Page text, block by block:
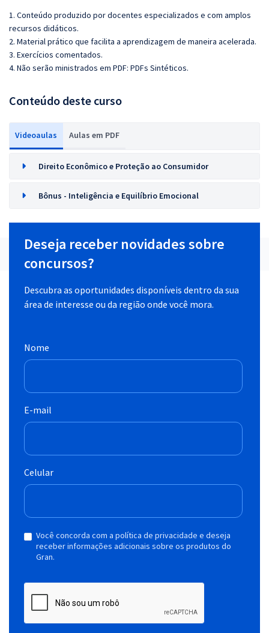
1. Conteúdo produzido por docentes especializados e com amplos
recursos didáticos.
2. Material prático que facilita a aprendizagem de maneira acelerada.
3. Exercícios comentados.
4. Não serão ministrados em PDF: PDFs Sintéticos.
Conteúdo deste curso
Videoaulas Aulas em PDF
Direito Econômico e Proteção ao Consumidor
Bônus - Inteligência e Equilíbrio Emocional
Deseja receber novidades sobre
concursos?
Descubra as oportunidades disponíveis dentro da sua
área de interesse ou da região onde você mora.
Nome
E-mail
Celular
Você concorda com a política de privacidade e deseja
receber informações adicionais sobre os produtos do
Gran.